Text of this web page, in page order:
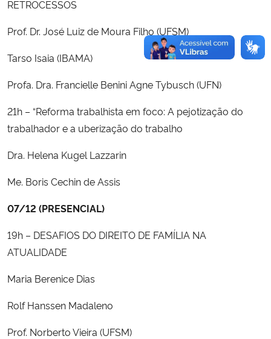
RETROCESSOS
Prof. Dr. José Luiz de Moura Filho (UFSM)
Tarso Isaia (IBAMA)
Profa. Dra. Francielle Benini Agne Tybusch (UFN)
21h – “Reforma trabalhista em foco: A pejotização do
trabalhador e a uberização do trabalho
Dra. Helena Kugel Lazzarin
Me. Boris Cechin de Assis
07/12 (PRESENCIAL)
19h – DESAFIOS DO DIREITO DE FAMÍLIA NA
ATUALIDADE
Maria Berenice Dias
Rolf Hanssen Madaleno
Prof. Norberto Vieira (UFSM)